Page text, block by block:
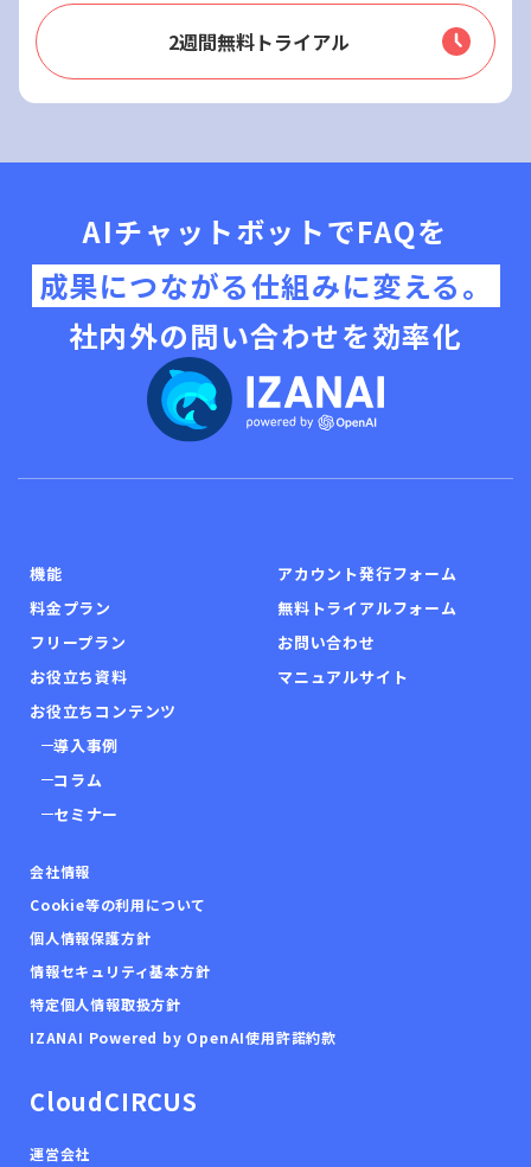
2週間無料トライアル
AIチャットボットでFAQを
成果につながる仕組みに変える。
社内外の問い合わせを効率化
CloudCIRCUS
運営会社
機能
料金プラン
フリープラン
お役立ち資料
お役立ちコンテンツ
導入事例
コラム
セミナー
アカウント発行フォーム
無料トライアルフォーム
お問い合わせ
マニュアルサイト
会社情報
Cookie等の利用について
個人情報保護方針
情報セキュリティ基本方針
特定個人情報取扱方針
IZANAI Powered by OpenAI使用許諾約款